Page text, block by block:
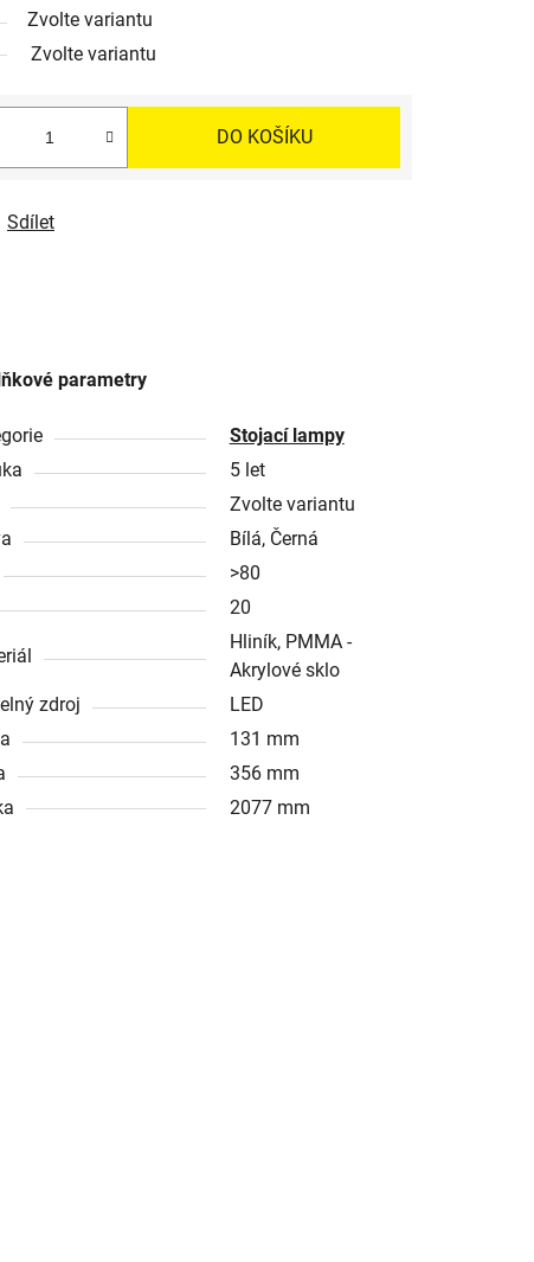
Zvolte variantu
Zvolte variantu
DO KOŠÍKU
Sdílet
parametry
Stojací lampy
5 let
Zvolte variantu
Bílá, Černá
>80
20
Hliník, PMMA -
Akrylové sklo
zdroj
LED
131 mm
356 mm
2077 mm